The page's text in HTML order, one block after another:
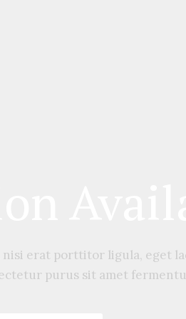
erat porttitor ligula, eget
purus sit amet